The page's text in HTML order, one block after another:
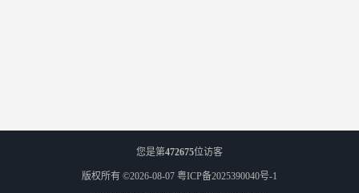
您是第472675位访客
版权所有 ©2026-08-07 粤ICP备2025390040号-1